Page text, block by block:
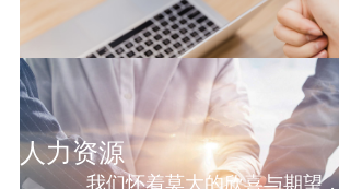
人力资源
我们怀着莫大的欣喜与期望